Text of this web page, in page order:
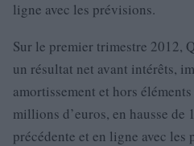
ligne avec les prévisions.
Sur le premier trimestre 2012,
un résultat net avant intérêts,
amortissement et hors
millions d’euros, en hausse de
précédente et en ligne avec les